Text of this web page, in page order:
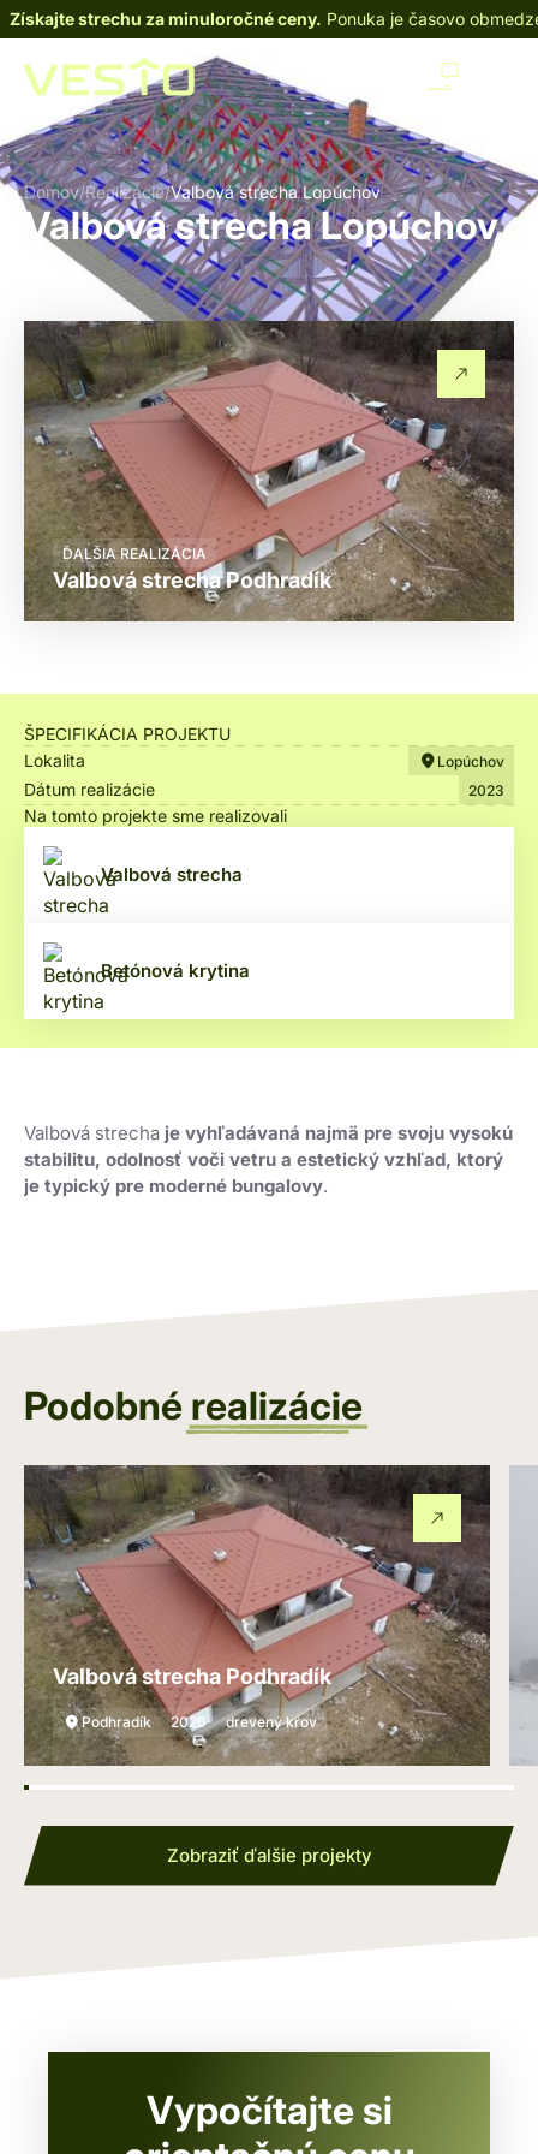
Získajte strechu za minuloročné ceny. Ponuka je časovo
Domov/Realizácie/Valbová strecha Lopúchov
Valbová strecha Lopúchov
ĎALŠIA REALIZÁCIA
Valbová strecha Podhradík
Valbová strecha je vyhľadávaná najmä pre svoju vysokú
stabilitu, odolnosť voči vetru a estetický vzhľad, ktorý
je typický pre moderné bungalovy.‍
ŠPECIFIKÁCIA PROJEKTU
Lokalita
Lopúchov
Dátum realizácie 2023
Na tomto projekte sme realizovali
Valbová strecha
Betónová krytina
Podobné realizácie
Zobraziť ďalšie projekty
Valbová strecha Podhradík
Podhradík 2026 drevený krov
Vypočítajte si